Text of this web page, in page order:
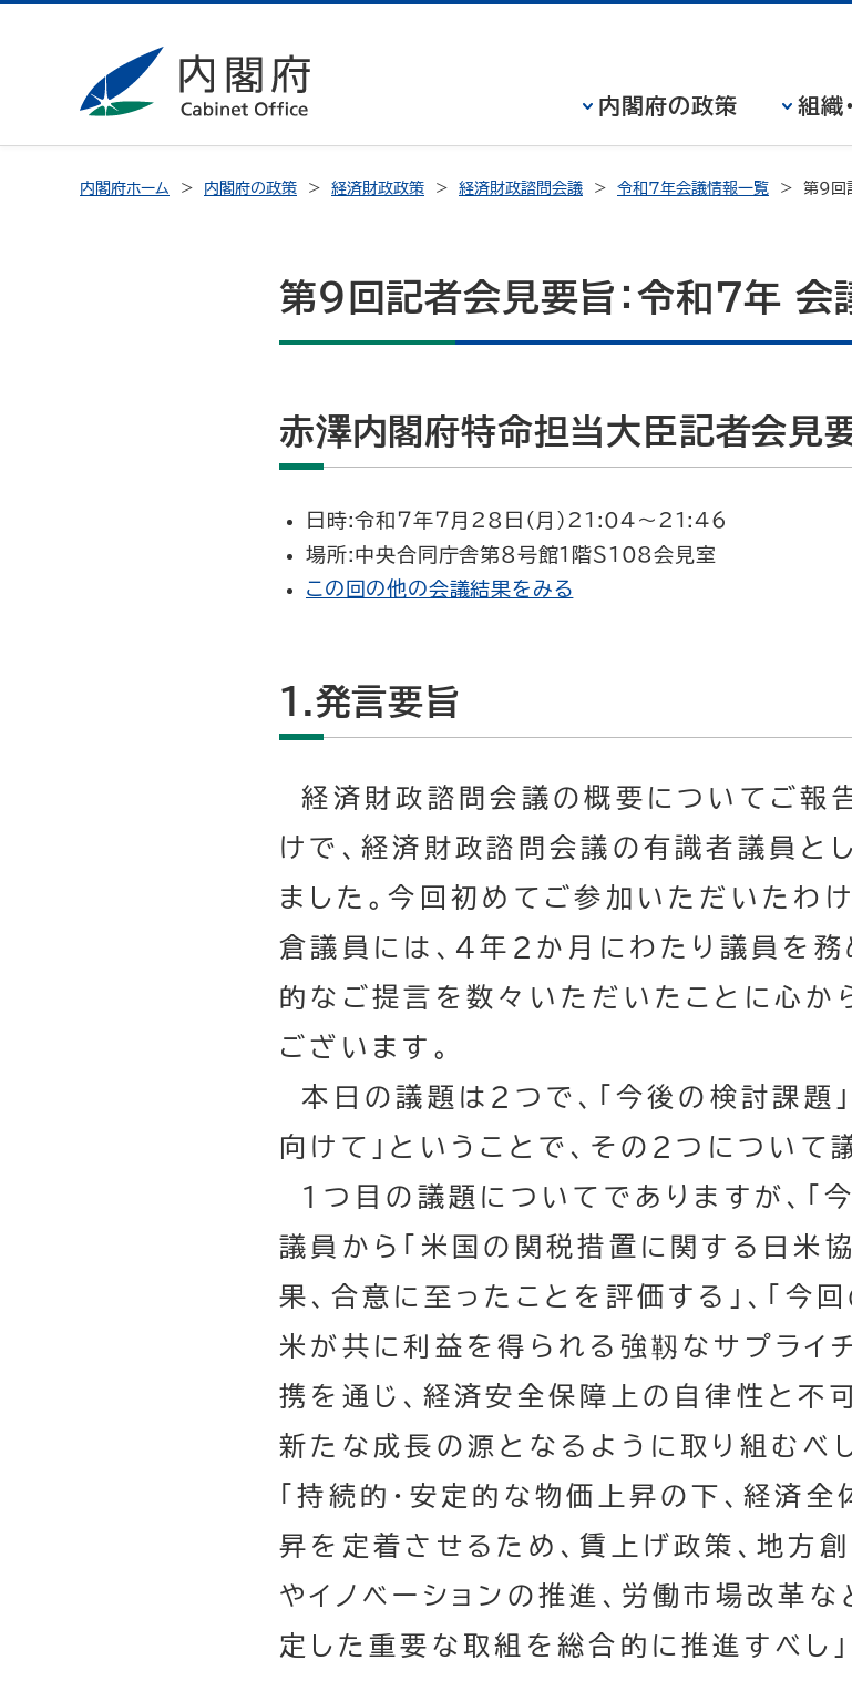
内閣府の政策 組織
内閣府ホーム 内閣府の政策 経済財政政策 経済財政諮問会議 令和7年会議情報一覧 第９回
第９回記者会見要旨：令和７年 会
赤澤内閣府特命担当大臣記者会見
日時:令和７年７月28日（月）21:04～21:46
場所:中央合同庁舎第８号館１階Ｓ108会見室
この回の他の会議結果をみる
１.発言要旨
経済財政諮問会議の概要についてご報
けで、経済財政諮問会議の有識者議員と
ました。今回初めてご参加いただいたわ
倉議員には、４年２か月にわたり議員を
的なご提言を数々いただいたことに心か
ございます。
本日の議題は２つで、「今後の検討課題
向けて」ということで、その２つについて
１つ目の議題についてでありますが、「
議員から「米国の関税措置に関する日米
果、合意に至ったことを評価する」、「今
米が共に利益を得られる強靱なサプライ
携を通じ、経済安全保障上の自律性と不
新たな成長の源となるように取り組むべし
「持続的・安定的な物価上昇の下、経済
昇を定着させるため、賃上げ政策、地方
やイノベーションの推進、労働市場改革
定した重要な取組を総合的に推進すべし